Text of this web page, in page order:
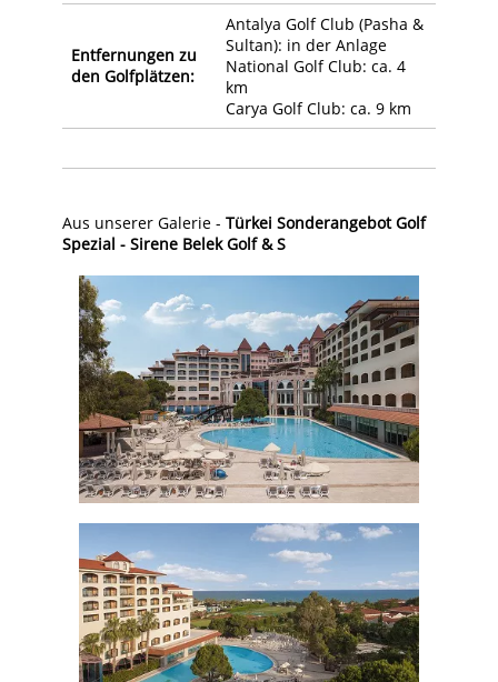
Entfernungen zu
den Golfplätzen:
Antalya Golf Club (Pasha &
Sultan): in der Anlage
National Golf Club: ca. 4
km
Carya Golf Club: ca. 9 km
Aus unserer Galerie - Türkei Sonderangebot Golf
Spezial - Sirene Belek Golf & S